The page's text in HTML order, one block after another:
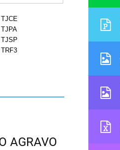
TJCE
TJPA
TJSP
TRF3
AGRAVO